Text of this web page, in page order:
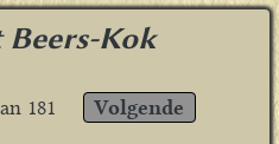
Kok
181 Volgende